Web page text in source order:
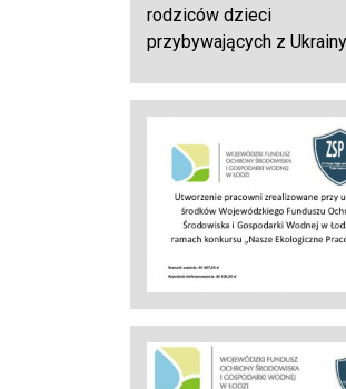
rodziców dzieci
przybywających z Ukrainy